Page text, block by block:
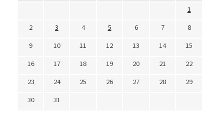
1
2
3 4 5 6 7
8
9
10 11 12 13 14
15
16
17 18 19 20 21
22
23
24 25 26 27 28
29
30
31